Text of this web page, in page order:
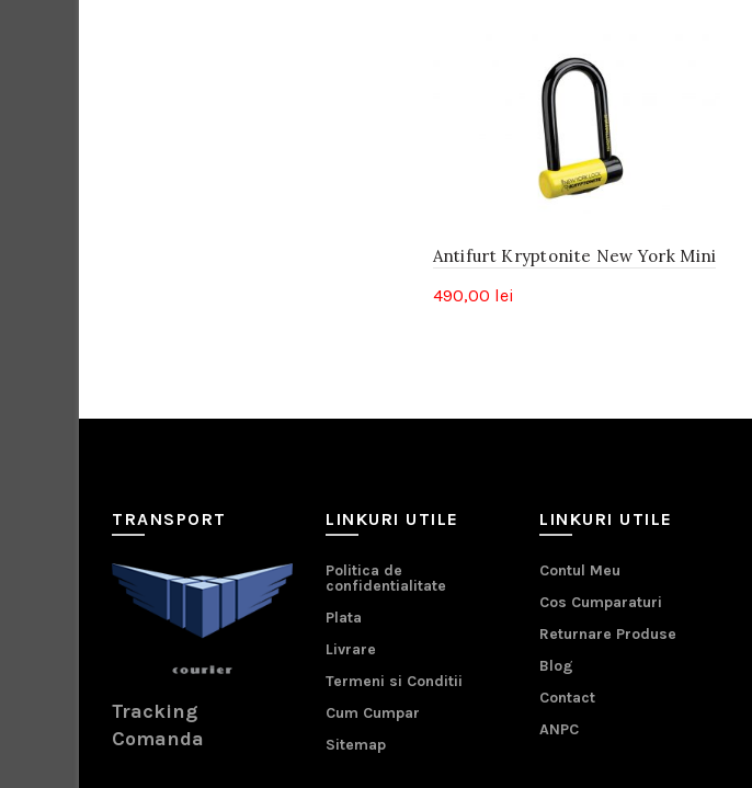
Antifurt Kryptonite New York Mini
490,00 lei
TRANSPORT
Tracking
Comanda
LINKURI UTILE
Politica de
confidentialitate
Plata
Livrare
Termeni si Conditii
Cum Cumpar
Sitemap
LINKURI UTILE
Contul Meu
Cos Cumparaturi
Returnare Produse
Blog
Contact
ANPC